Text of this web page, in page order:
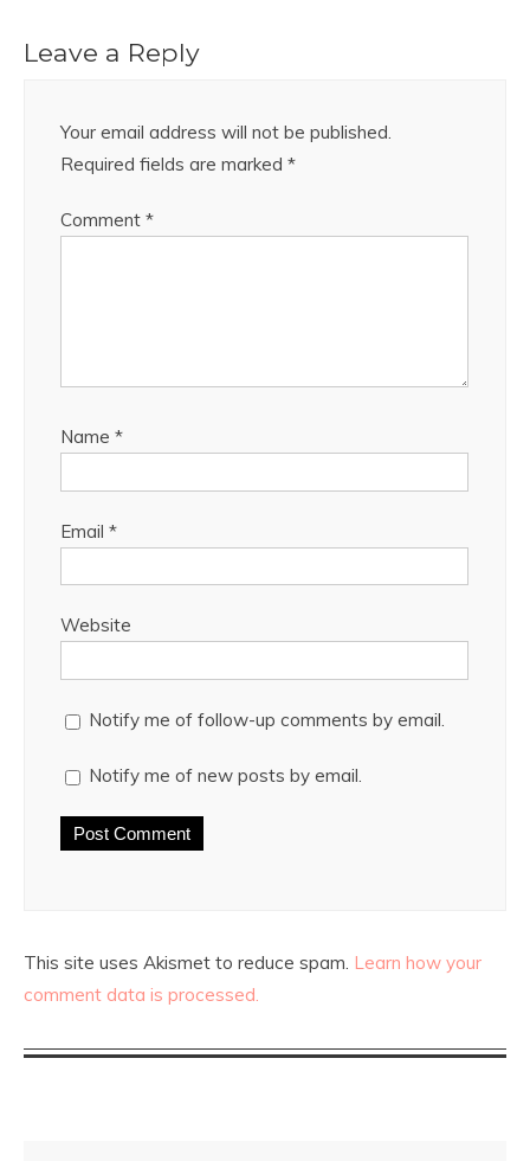
Leave a Reply
Your email address will not be published.
Required fields are marked *
Comment *
Name *
Email *
Website
Notify me of follow-up comments by email.
Notify me of new posts by email.
This site uses Akismet to reduce spam. Learn how your
comment data is processed.